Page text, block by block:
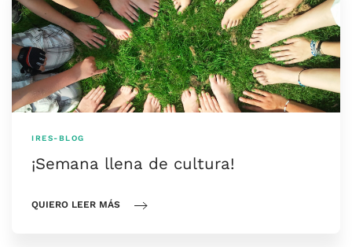
IRES-BLOG
¡Semana llena de cultura!
QUIERO LEER MÁS